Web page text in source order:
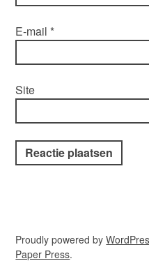
E-mail *
Site
Proudly powered by
Paper Press.